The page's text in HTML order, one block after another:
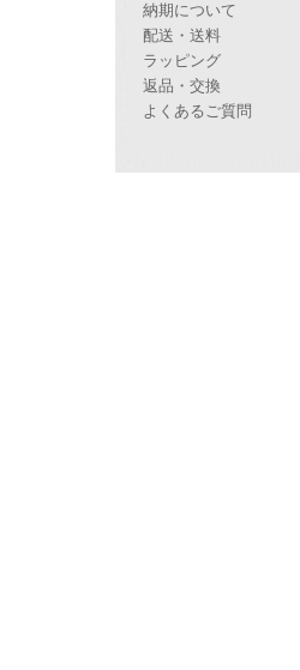
納期について
配送・送料
ラッピング
返品・交換
よくあるご質問